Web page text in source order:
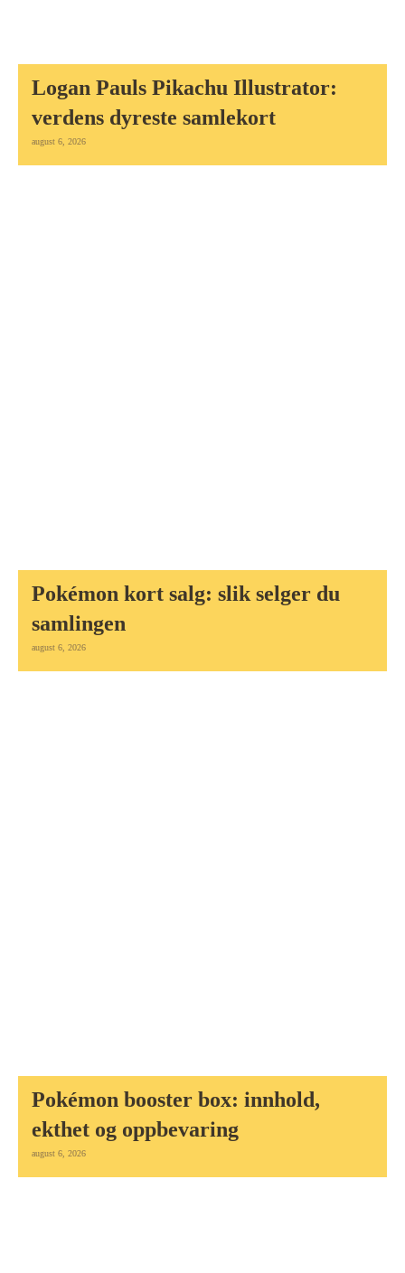
Logan Pauls Pikachu Illustrator:
verdens dyreste samlekort
august 6, 2026
Pokémon kort salg: slik selger du
samlingen
august 6, 2026
Pokémon booster box: innhold,
ekthet og oppbevaring
august 6, 2026